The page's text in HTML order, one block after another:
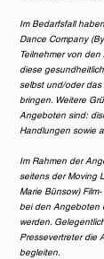
Im Bedarfsfall
Dance Company
Teilnehmer von
diese
selbst und/oder das
bringen. Weitere
Angeboten sind:
Handlungen sowie
Im Rahmen der
seitens der Moving
Marie Bünsow)
bei den Angeboten
werden.
Pressevertreter die
begleiten.